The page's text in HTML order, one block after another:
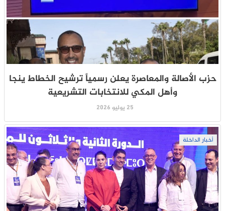
حزب الأصالة والمعاصرة يعلن رسمياً ترشيح الخطاط ينجا
وأهل المكي للانتخابات التشريعية
25 يوليو 2026
أخبار الداخلة